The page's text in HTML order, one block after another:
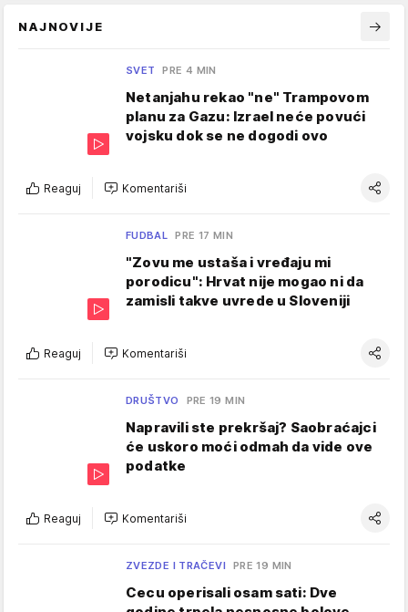
NAJNOVIJE
SVET PRE 4 MIN
Netanjahu rekao "ne" Trampovom
planu za Gazu: Izrael neće povući
vojsku dok se ne dogodi ovo
Reaguj Komentariši
FUDBAL PRE 17 MIN
"Zovu me ustaša i vređaju mi
porodicu": Hrvat nije mogao ni da
zamisli takve uvrede u Sloveniji
Reaguj Komentariši
DRUŠTVO PRE 19 MIN
Napravili ste prekršaj? Saobraćajci
će uskoro moći odmah da vide ove
podatke
Reaguj Komentariši
ZVEZDE I TRAČEVI PRE 19 MIN
Cecu operisali osam sati: Dve